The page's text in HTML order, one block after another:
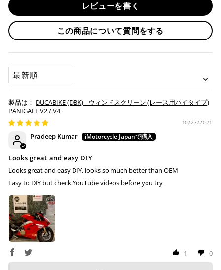
※ 分割払い、リボ払いは決済金額が税込10,000円以上の
場合のみご利用いただけます。
※ American Expressでの分割払いのご利用には、事前
す。
※ Diners Clubは分割払い非対応のため、一括払い・リ
ボ払いのみご利用頂けます。
※ 手数料、利息はご利用のカード会社の定めによります
ので、事前にご確認ください。
楽天ペイ
いつもの楽天IDとパスワードを使ってスムーズなお支払
いが可能です。
楽天ポイントが貯まる・使える！「簡単」「あんしん」
「お得」な楽天ペイをご利用ください。
※ 楽天ポイントが貯まるのは楽天カード・楽天ポイン
入金確認が完了いたしましたら即日発送いたします。
・お取り寄せ商品等を一緒にご注文の場合は、基本的にはお
取り寄せ商品が揃ってからの発送になります。別で発送をご
お取り寄せの場合
・商品ページの納期はあくまで目安になりますので、納期が
早まる場合もございます。
・運送状況や繁忙期の影響により遅れが生じる場合もござい
配送送料について
１回のご注文で商品代金合計が¥11,000(税込）以上の場合
は、送料が無料となります。
※通常送料は¥770(税込)です。
配送会社について
ヤマト運輸になります。 配送会社の指定はできかねます。
レビューを書く
この商品について質問をする
DUCABIKE (DBK) - ウィンドスクリーン (レース用ハイタイプ)
PANIGALE V2 / V4
10/27/2021
Pradeep Kumar
Looks great and easy DIY
Looks great and easy DIY, looks so much better than OEM
Easy to DIY but check YouTube videos before you try
1 0